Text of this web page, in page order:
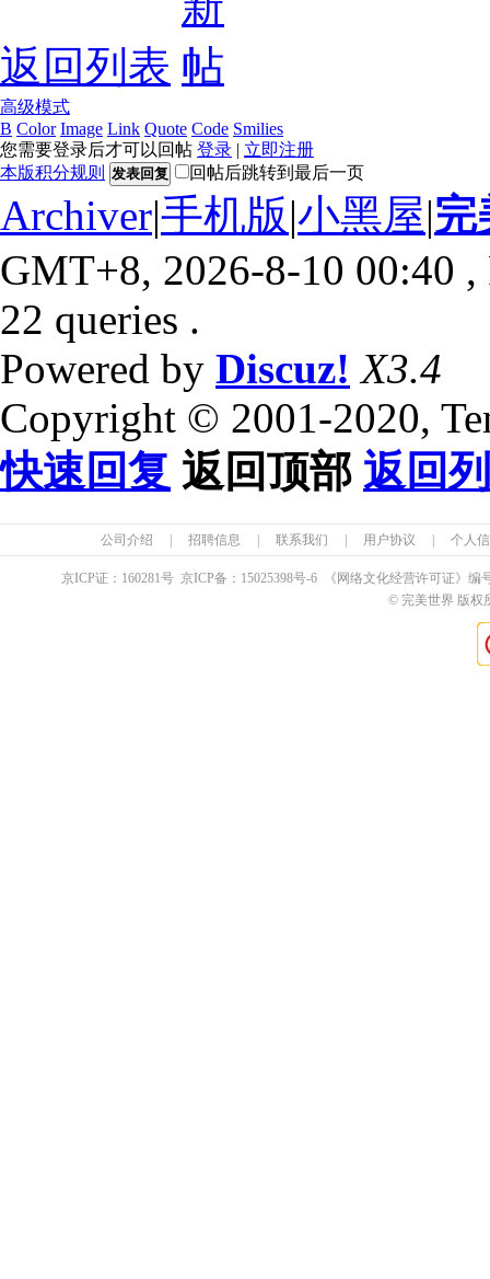
返回列表
高级模式
B Color Image Link Quote Code Smilies
您需要登录后才可以回帖 登录 | 立即注册
本版积分规则
发表回复 回帖后跳转到最后一页
Archiver|手机版|小黑屋|完
GMT+8, 2026-8-10 00:40 ,
22 queries .
Powered by Discuz! X3.4
Copyright © 2001-2020,
快速回复 返回顶部 返回
公司介绍 招聘信息 联系我们 用户协议 个人
京ICP证： 160281号 京ICP备： 15025398号-6 《网络文化经营许可证》编
© 完美世界 版权